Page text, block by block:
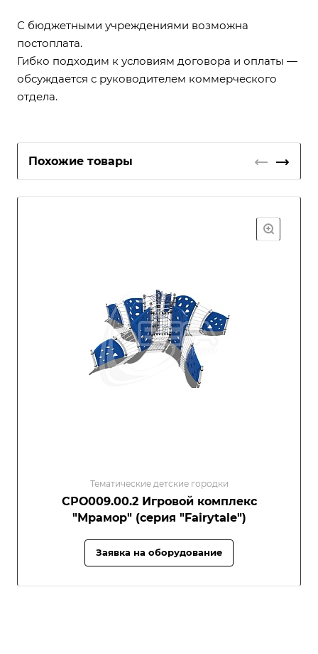
С бюджетными учреждениями возможна
постоплата.
Гибко подходим к условиям договора и оплаты —
обсуждается с руководителем коммерческого
отдела.
Похожие товары
Тематические детские городки
СРО009.00.2 Игровой комплекс
"Мрамор" (серия "Fairytale")
Заявка на оборудование